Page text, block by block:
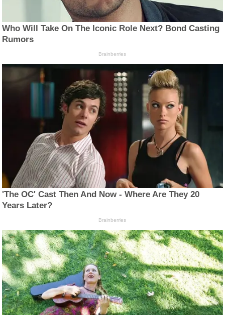
Who Will Take On The Iconic Role Next? Bond Casting
Rumors
Brainberries
'The OC' Cast Then And Now - Where Are They 20
Years Later?
Brainberries